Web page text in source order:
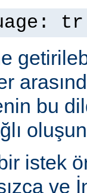
tr
bu
istek